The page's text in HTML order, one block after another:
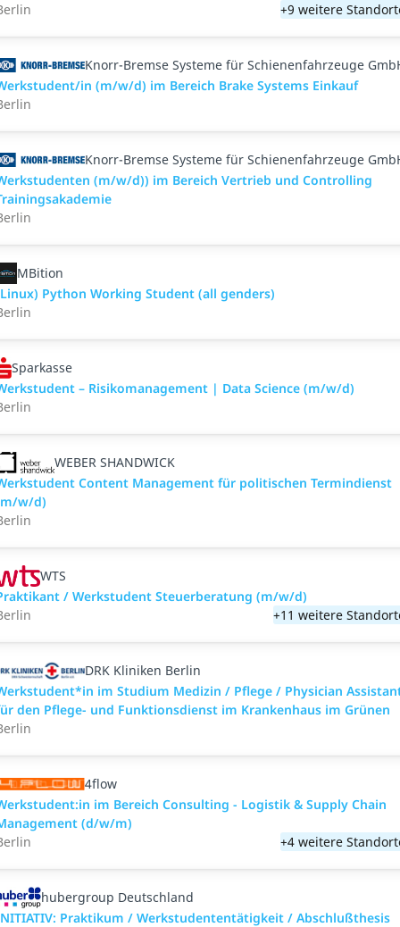
+9 weitere
Knorr-Bremse Systeme für Schienenfahrzeuge
in (m/w/d) im Bereich Brake Systems Einkauf
Knorr-Bremse Systeme für Schienenfahrzeuge
(m/w/d)) im Bereich Vertrieb und Controlling
MBition
Python Working Student (all genders)
Sparkasse
– Risikomanagement | Data Science (m/w/d)
WEBER SHANDWICK
Content Management für politischen Termindienst
w/d)
WTS
/ Werkstudent Steuerberatung (m/w/d)
+11 weitere
DRK Kliniken Berlin
im Studium Medizin / Pflege / Physician
den Pflege- und Funktionsdienst im Krankenhaus im Grünen
4flow
im Bereich Consulting - Logistik & Supply Chain
(d/w/m)
+4 weitere
hubergroup Deutschland
Praktikum / Werkstudententätigkeit / Abschlußthesis